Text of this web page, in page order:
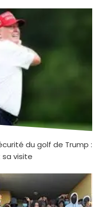
du golf de Trump :
visite